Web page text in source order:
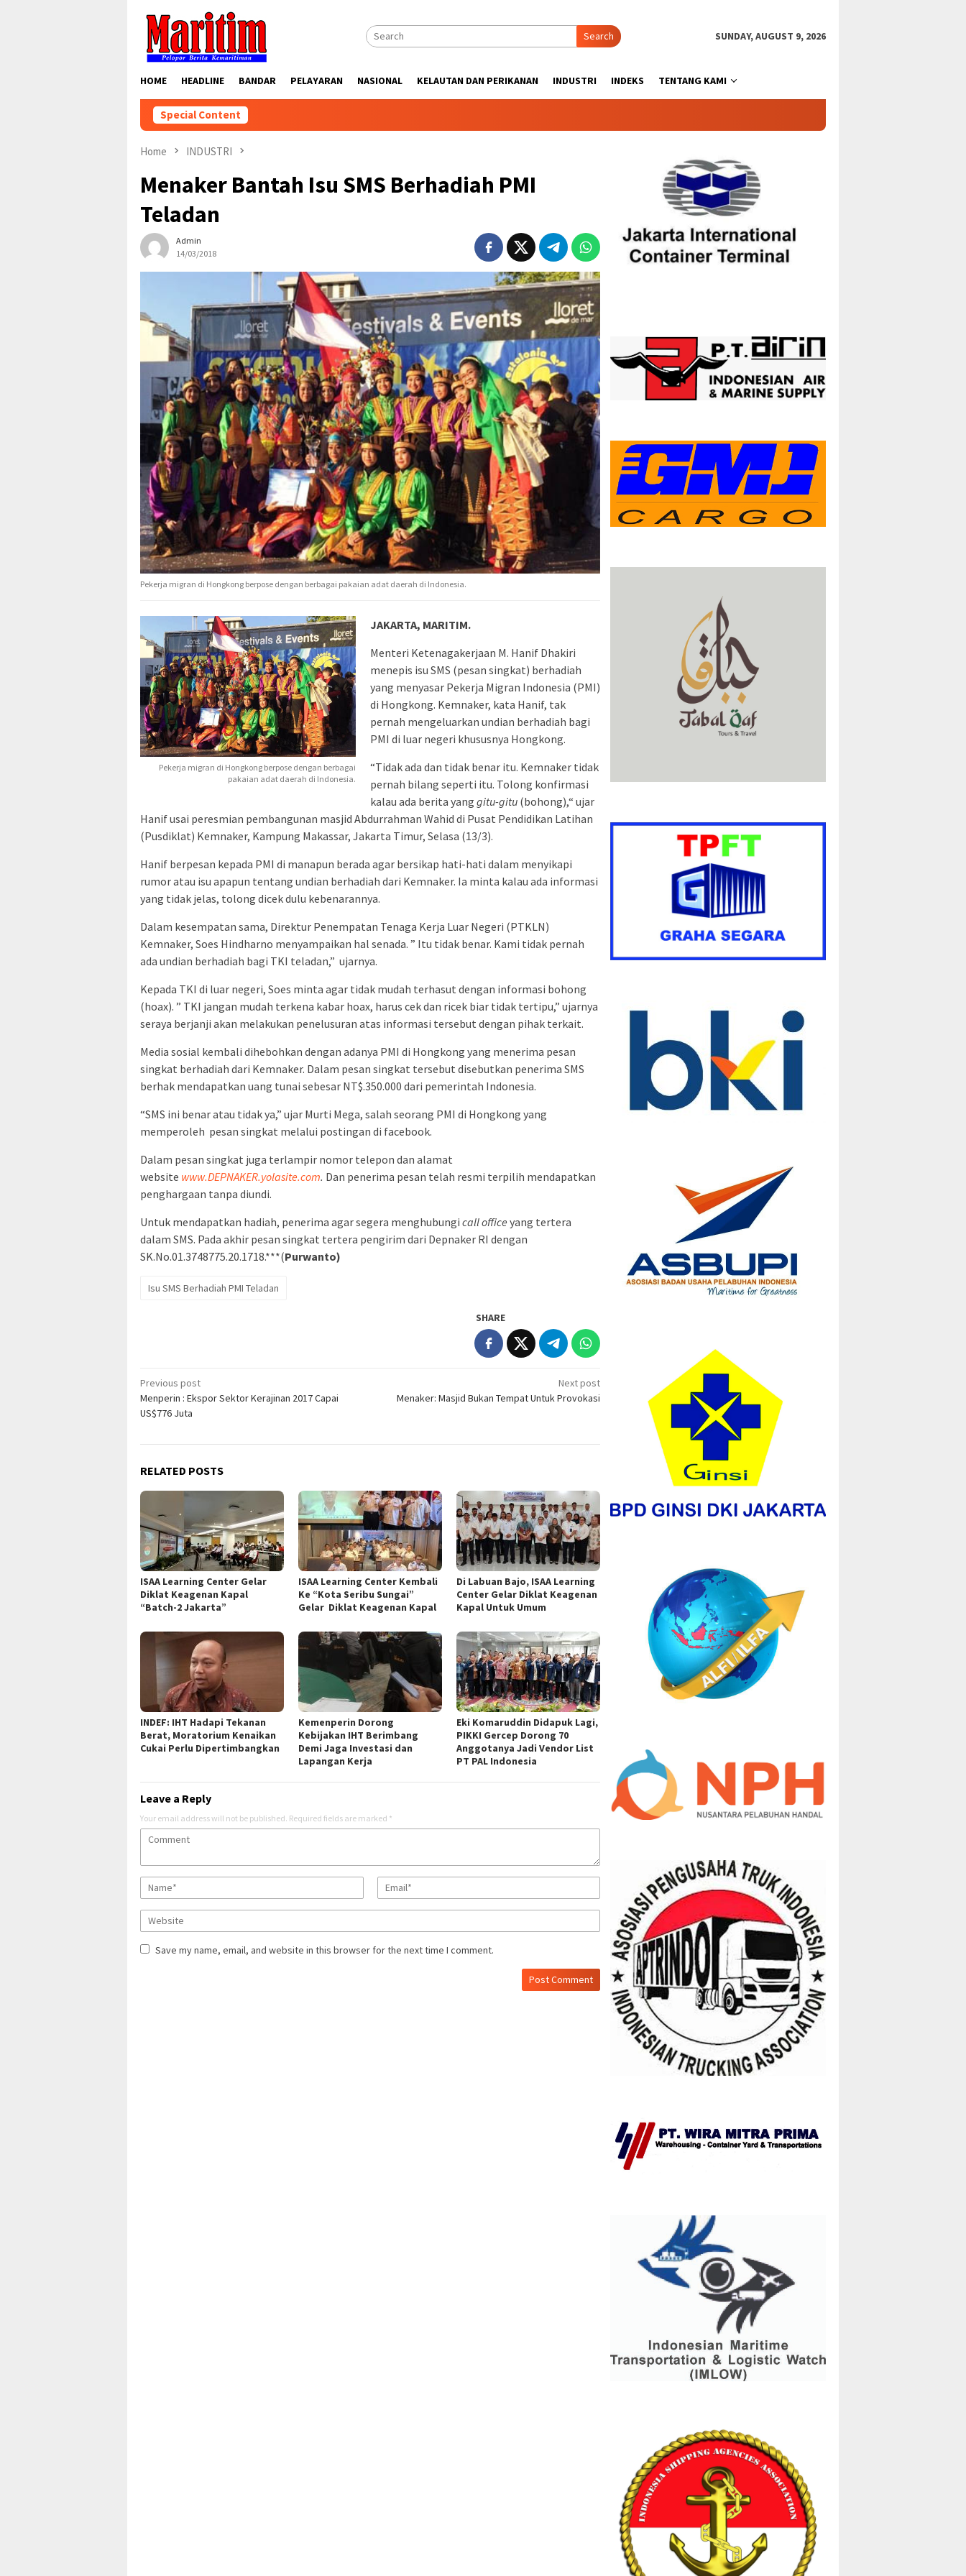
content
Search SUNDAY, AUGUST 9, 2026
HOME HEADLINE BANDAR PELAYARAN NASIONAL KELAUTAN DAN PERIKANAN INDUSTRI INDEKS TENTANG KAMI
Special Content
Home INDUSTRI
Menaker Bantah Isu SMS Berhadiah PMI
Teladan
Admin
14/03/2018
Pekerja migran di Hongkong berpose dengan berbagai pakaian adat daerah di Indonesia.
Pekerja migran di Hongkong berpose dengan berbagai
pakaian adat daerah di Indonesia.
JAKARTA, MARITIM.
Menteri Ketenagakerjaan M. Hanif Dhakiri
menepis isu SMS (pesan singkat) berhadiah
yang menyasar Pekerja Migran Indonesia (PMI)
di Hongkong. Kemnaker, kata Hanif, tak
pernah mengeluarkan undian berhadiah bagi
PMI di luar negeri khususnya Hongkong.
“Tidak ada dan tidak benar itu. Kemnaker tidak
pernah bilang seperti itu. Tolong konfirmasi
kalau ada berita yang gitu-gitu (bohong),“ ujar
Hanif usai peresmian pembangunan masjid Abdurrahman Wahid di Pusat Pendidikan Latihan
(Pusdiklat) Kemnaker, Kampung Makassar, Jakarta Timur, Selasa (13/3).
Hanif berpesan kepada PMI di manapun berada agar bersikap hati-hati dalam menyikapi
rumor atau isu apapun tentang undian berhadiah dari Kemnaker. Ia minta kalau ada informasi
yang tidak jelas, tolong dicek dulu kebenarannya.
Dalam kesempatan sama, Direktur Penempatan Tenaga Kerja Luar Negeri (PTKLN)
Kemnaker, Soes Hindharno menyampaikan hal senada. ” Itu tidak benar. Kami tidak pernah
ada undian berhadiah bagi TKI teladan,” ujarnya.
Kepada TKI di luar negeri, Soes minta agar tidak mudah terhasut dengan informasi bohong
(hoax). ” TKI jangan mudah terkena kabar hoax, harus cek dan ricek biar tidak tertipu,” ujarnya
seraya berjanji akan melakukan penelusuran atas informasi tersebut dengan pihak terkait.
Media sosial kembali dihebohkan dengan adanya PMI di Hongkong yang menerima pesan
singkat berhadiah dari Kemnaker. Dalam pesan singkat tersebut disebutkan penerima SMS
berhak mendapatkan uang tunai sebesar NT$.350.000 dari pemerintah Indonesia.
“SMS ini benar atau tidak ya,” ujar Murti Mega, salah seorang PMI di Hongkong yang
memperoleh pesan singkat melalui postingan di facebook.
Dalam pesan singkat juga terlampir nomor telepon dan alamat
website www.DEPNAKER.yolasite.com. Dan penerima pesan telah resmi terpilih mendapatkan
penghargaan tanpa diundi.
Untuk mendapatkan hadiah, penerima agar segera menghubungi call office yang tertera
dalam SMS. Pada akhir pesan singkat tertera pengirim dari Depnaker RI dengan
SK.No.01.3748775.20.1718.***(Purwanto)
Isu SMS Berhadiah PMI Teladan
SHARE
Post
navigation
Previous post
Menperin : Ekspor Sektor Kerajinan 2017 Capai
US$776 Juta
Next post
Menaker: Masjid Bukan Tempat Untuk Provokasi
RELATED POSTS
ISAA Learning Center Gelar
Diklat Keagenan Kapal
“Batch-2 Jakarta”
ISAA Learning Center Kembali
Ke “Kota Seribu Sungai”
Gelar Diklat Keagenan Kapal
Di Labuan Bajo, ISAA Learning
Center Gelar Diklat Keagenan
Kapal Untuk Umum
INDEF: IHT Hadapi Tekanan
Berat, Moratorium Kenaikan
Cukai Perlu Dipertimbangkan
Kemenperin Dorong
Kebijakan IHT Berimbang
Demi Jaga Investasi dan
Lapangan Kerja
Eki Komaruddin Didapuk Lagi,
PIKKI Gercep Dorong 70
Anggotanya Jadi Vendor List
PT PAL Indonesia
Leave a Reply
Your email address will not be published. Required fields are marked *
Save my name, email, and website in this browser for the next time I comment.